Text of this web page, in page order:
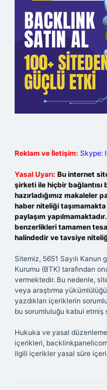
Reklam ve İletişim: Skype:
Yasal Uyarı: Bu internet
şirketi ile hiçbir bağlantısı
hazırladığımız makaleler
haber niteliği
paylaşım
benzerlikleri tamamen
halindedir ve tavsiye
Sitemiz, 5651 Sayılı
Kurumu (BTK) tarafından
vermektedir. Bu nedenle,
veya araştırma
yazdıkları içeriklerin
bu sorumluluğu kabul etmiş
Hukuka ve yasal
içerikleri,
ilgili içerikler yasal süre